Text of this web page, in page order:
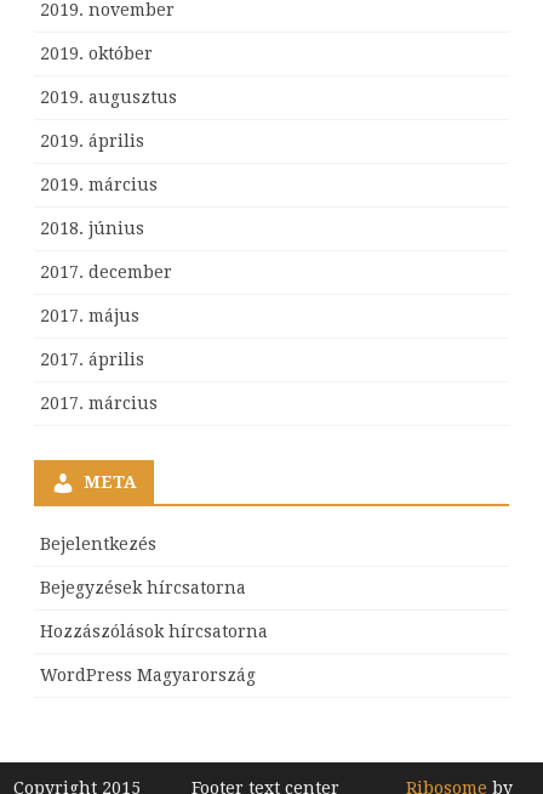
2019. november
2019. október
2019. augusztus
2019. április
2019. március
2018. június
2017. december
2017. május
2017. április
2017. március
META
Bejelentkezés
Bejegyzések hírcsatorna
Hozzászólások hírcsatorna
WordPress Magyarország
Copyright 2015 Footer text center Ribosome by